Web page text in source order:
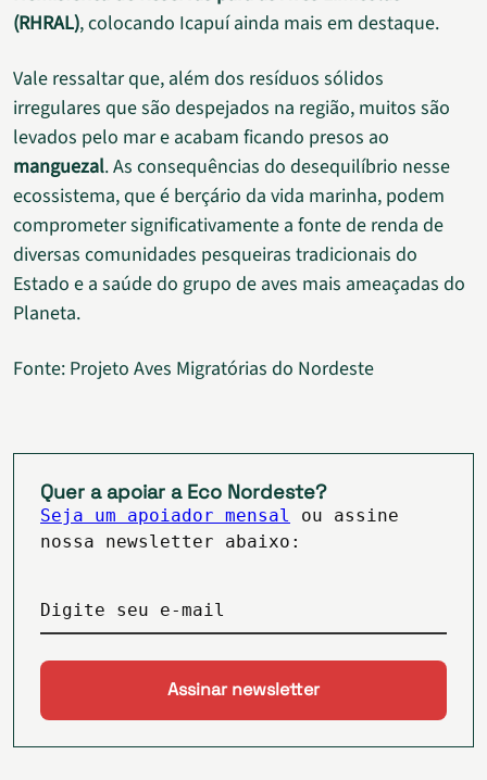
(RHRAL), colocando Icapuí ainda mais em destaque.
Vale ressaltar que, além dos resíduos sólidos
irregulares que são despejados na região, muitos são
levados pelo mar e acabam ficando presos ao
manguezal. As consequências do desequilíbrio nesse
ecossistema, que é berçário da vida marinha, podem
comprometer significativamente a fonte de renda de
diversas comunidades pesqueiras tradicionais do
Estado e a saúde do grupo de aves mais ameaçadas do
Planeta.
Fonte: Projeto Aves Migratórias do Nordeste
Quer a apoiar a Eco Nordeste?
Seja um apoiador mensal
ou assine
nossa newsletter abaixo:
Digite seu e-mail